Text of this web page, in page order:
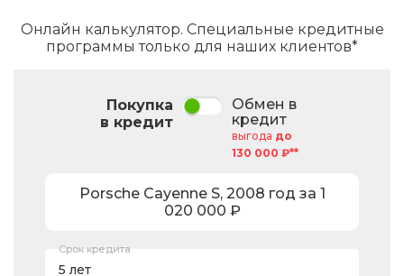
Онлайн калькулятор. Специальные кредитные
программы только для наших клиентов*
Покупка
в кредит
Обмен в
кредит
выгода до
130 000 ₽**
Porsche Cayenne S, 2008 год за 1
020 000 ₽
Срок кредита